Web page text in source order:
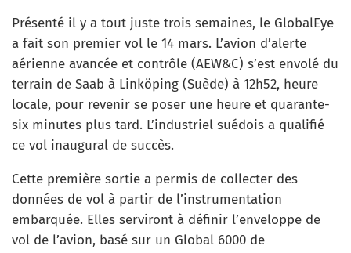
Présenté il y a tout juste trois semaines, le GlobalEye
a fait son premier vol le 14 mars. L’avion d’alerte
aérienne avancée et contrôle (AEW&C) s’est envolé du
terrain de Saab à Linköping (Suède) à 12h52, heure
locale, pour revenir se poser une heure et quarante-
six minutes plus tard. L’industriel suédois a qualifié
ce vol inaugural de succès.
Cette première sortie a permis de collecter des
données de vol à partir de l’instrumentation
embarquée. Elles serviront à définir l’enveloppe de
vol de l’avion, basé sur un Global 6000 de